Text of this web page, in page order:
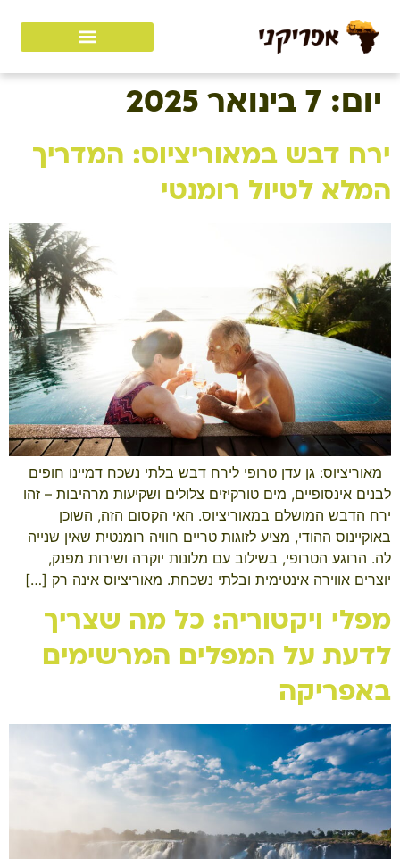
יום: 7 בינואר 2025
ירח דבש במאוריציוס: המדריך
המלא לטיול רומנטי
​ ​ מאוריציוס: גן עדן טרופי לירח דבש בלתי נשכח דמיינו חופים
לבנים אינסופיים, מים טורקיזים צלולים ושקיעות מרהיבות – זהו
ירח הדבש המושלם במאוריציוס. האי הקסום הזה, השוכן
באוקיינוס ההודי, מציע לזוגות טריים חוויה רומנטית שאין שנייה
לה. הרוגע הטרופי, בשילוב עם מלונות יוקרה ושירות מפנק,
יוצרים אווירה אינטימית ובלתי נשכחת. מאוריציוס אינה רק […]
מפלי ויקטוריה: כל מה שצריך
לדעת על המפלים המרשימים
באפריקה